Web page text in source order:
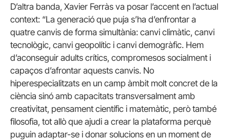
D’altra banda, Xavier Ferràs va posar l’accent en l’actual
context: “La generació que puja s’ha d’enfrontar a
quatre canvis de forma simultània: canvi climàtic, canvi
tecnològic, canvi geopolític i canvi demogràfic. Hem
d’aconseguir adults crítics, compromesos socialment i
capaços d’afrontar aquests canvis. No
hiperespecialitzats en un camp àmbit molt concret de la
ciència sinó amb capacitats transversalment amb
creativitat, pensament científic i matemàtic, però també
filosofia, tot allò que ajudi a crear la plataforma perquè
puguin adaptar-se i donar solucions en un moment de